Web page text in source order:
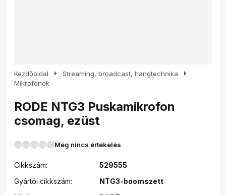
Kezdőoldal arrow_right Streaming, broadcast, hangtechnika arrow_right
Mikrofonok
RODE NTG3 Puskamikrofon
csomag, ezüst
Még nincs értékelés
Cikkszám:
529555
Gyártói cikkszám:
NTG3-boomszett